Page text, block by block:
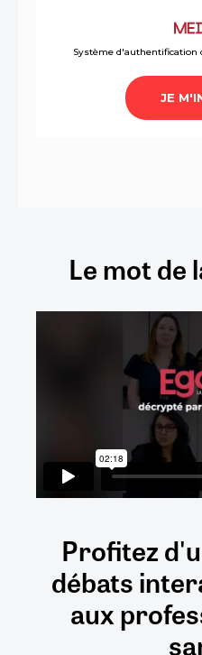
Le mot de
Profitez
débats
aux